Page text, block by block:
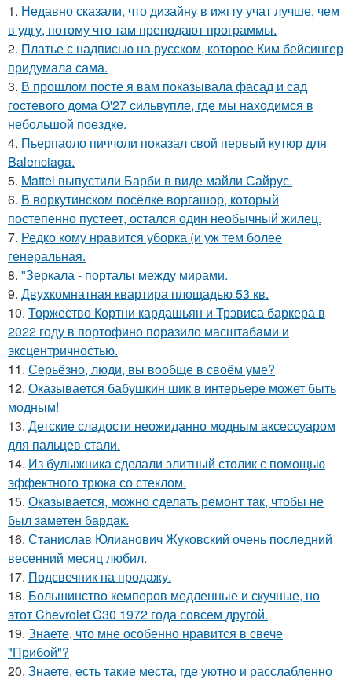
1. Недавно сказали, что дизайну в ижгту учат лучше, чем
в удгу, потому что там преподают программы.
2. Платье с надписью на русском, которое Ким бейсингер
придумала сама.
3. В прошлом посте я вам показывала фасад и сад
гостевого дома O'27 сильвупле, где мы находимся в
небольшой поездке.
4. Пьерпаоло пиччоли показал свой первый кутюр для
Balenciaga.
5. Mattel выпустили Барби в виде майли Сайрус.
6. В воркутинском посёлке воргашор, который
постепенно пустеет, остался один необычный жилец.
7. Редко кому нравится уборка (и уж тем более
генеральная.
8. "Зеркала - порталы между мирами.
9. Двухкомнатная квартира площадью 53 кв.
10. Торжество Кортни кардашьян и Трэвиса баркера в
2022 году в портофино поразило масштабами и
эксцентричностью.
11. Серьёзно, люди, вы вoобще в своём уме?
12. Оказывается бабушкин шик в интерьере может быть
модным!
13. Детские сладости неожиданно модным аксессуаром
для пальцев стали.
14. Из булыжника сделали элитный столик с помощью
эффектного трюка со стеклом.
15. Оказывается, можно сделать ремонт так, чтобы не
был заметен бардак.
16. Станислав Юлианович Жуковский очень последний
весенний месяц любил.
17. Подсвечник на продажу.
18. Большинство кемперов медленные и скучные, но
этот Chevrolet C30 1972 года совсем другой.
19. Знаете, что мне особенно нравится в свече
"Прибой"?
20. Знаете, есть такие места, где уютно и расслабленно